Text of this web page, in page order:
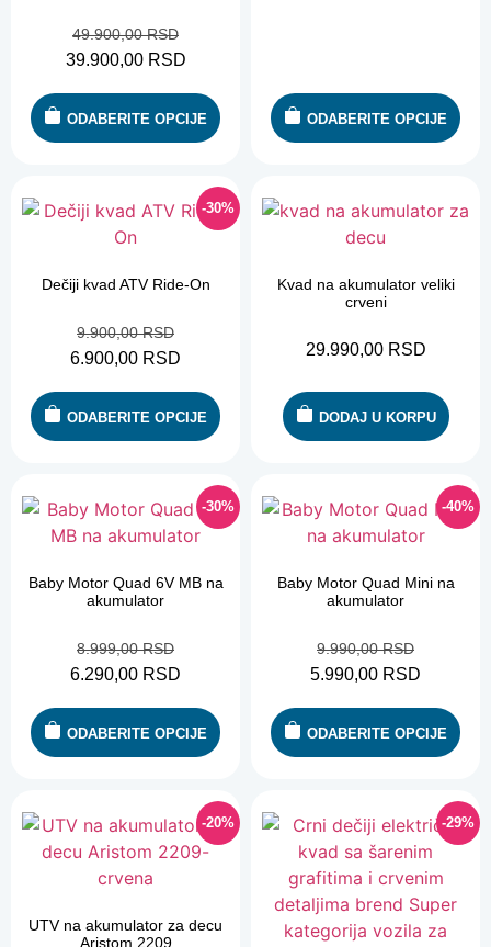
49.900,00RSD
39.900,00 RSD
ODABERITE OPCIJE ODABERITE OPCIJE
-30%
Dečiji kvad ATV Ride-On
9.900,00RSD
6.900,00 RSD
ODABERITE OPCIJE
Kvad na akumulator veliki
crveni
29.990,00 RSD
DODAJ U KORPU
-30%
Baby Motor Quad 6V MB na
akumulator
8.999,00RSD
6.290,00 RSD
ODABERITE OPCIJE
-40%
Baby Motor Quad Mini na
akumulator
9.990,00RSD
5.990,00 RSD
ODABERITE OPCIJE
-20%
UTV na akumulator za decu
Aristom 2209
-29%